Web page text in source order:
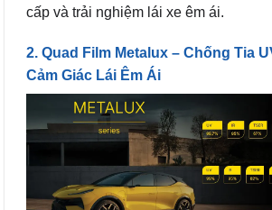
cấp và trải nghiệm lái xe êm ái.
2. Quad Film Metalux – Chống Tia
Cảm Giác Lái Êm Ái